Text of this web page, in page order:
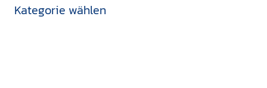
Kategorie wählen